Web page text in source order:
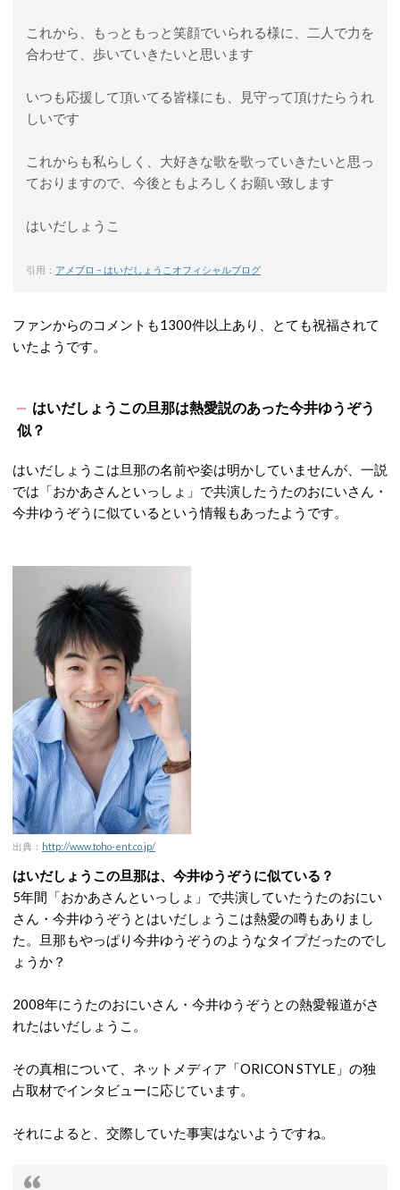
これから、もっともっと笑顔でいられる様に、二人で力を
合わせて、歩いていきたいと思います
いつも応援して頂いてる皆様にも、見守って頂けたらうれ
しいです
これからも私らしく、大好きな歌を歌っていきたいと思っ
ておりますので、今後ともよろしくお願い致します
はいだしょうこ
引用： アメブロ – はいだしょうこオフィシャルブログ
ファンからのコメントも1300件以上あり、とても祝福されて
いたようです。
はいだしょうこの旦那は熱愛説のあった今井ゆうぞう
似？
はいだしょうこは旦那の名前や姿は明かしていませんが、一説
では「おかあさんといっしょ」で共演したうたのおにいさん・
今井ゆうぞうに似ているという情報もあったようです。
出典： http://www.toho-ent.co.jp/
はいだしょうこの旦那は、今井ゆうぞうに似ている？
5年間「おかあさんといっしょ」で共演していたうたのおにい
さん・今井ゆうぞうとはいだしょうこは熱愛の噂もありまし
た。旦那もやっぱり今井ゆうぞうのようなタイプだったのでし
ょうか？
2008年にうたのおにいさん・今井ゆうぞうとの熱愛報道がさ
れたはいだしょうこ。
その真相について、ネットメディア「ORICON STYLE」の独
占取材でインタビューに応じています。
それによると、交際していた事実はないようですね。